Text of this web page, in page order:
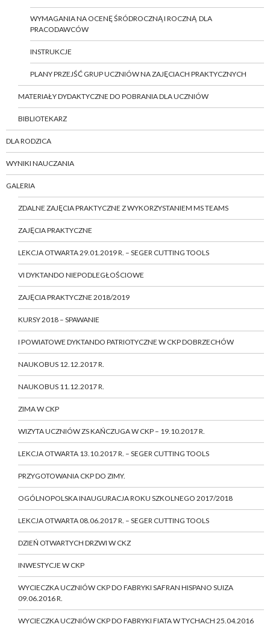
WYMAGANIA NA OCENĘ ŚRÓDROCZNĄ I ROCZNĄ DLA
PRACODAWCÓW
INSTRUKCJE
PLANY PRZEJŚĆ GRUP UCZNIÓW NA ZAJĘCIACH PRAKTYCZNYCH
MATERIAŁY DYDAKTYCZNE DO POBRANIA DLA UCZNIÓW
BIBLIOTEKARZ
DLA RODZICA
WYNIKI NAUCZANIA
GALERIA
ZDALNE ZAJĘCIA PRAKTYCZNE Z WYKORZYSTANIEM MS TEAMS
ZAJĘCIA PRAKTYCZNE
LEKCJA OTWARTA 29.01.2019 R. – SEGER CUTTING TOOLS
VI DYKTANDO NIEPODLEGŁOŚCIOWE
ZAJĘCIA PRAKTYCZNE 2018/2019
KURSY 2018 – SPAWANIE
I POWIATOWE DYKTANDO PATRIOTYCZNE W CKP DOBRZECHÓW
NAUKOBUS 12.12.2017 R.
NAUKOBUS 11.12.2017 R.
ZIMA W CKP
WIZYTA UCZNIÓW ZS KAŃCZUGA W CKP – 19.10.2017 R.
LEKCJA OTWARTA 13.10.2017 R. – SEGER CUTTING TOOLS
PRZYGOTOWANIA CKP DO ZIMY.
OGÓLNOPOLSKA INAUGURACJA ROKU SZKOLNEGO 2017/2018
LEKCJA OTWARTA 08.06.2017 R. – SEGER CUTTING TOOLS
DZIEŃ OTWARTYCH DRZWI W CKZ
INWESTYCJE W CKP
WYCIECZKA UCZNIÓW CKP DO FABRYKI SAFRAN HISPANO SUIZA
09.06.2016 R.
WYCIECZKA UCZNIÓW CKP DO FABRYKI FIATA W TYCHACH 25.04.2016